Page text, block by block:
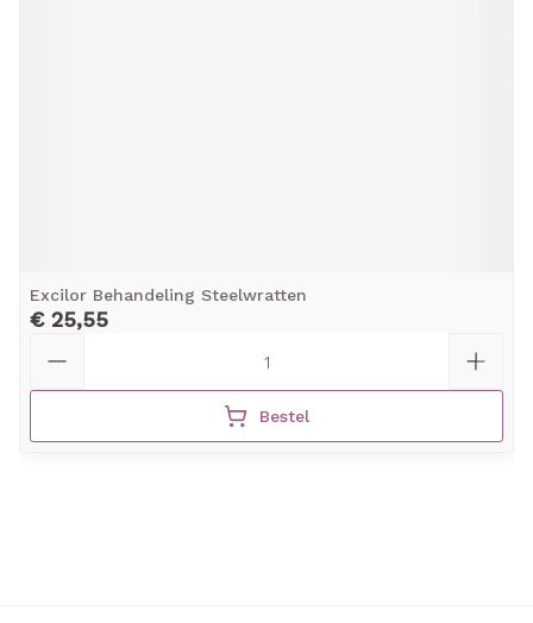
Excilor Behandeling Steelwratten
€ 25,55
Bestel